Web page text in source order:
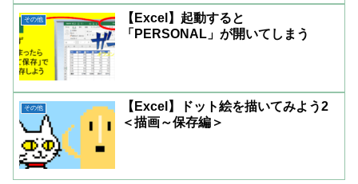
その他
【Excel】起動すると
「PERSONAL」が開いてしまう
その他
【Excel】ドット絵を描いてみよう2
＜描画～保存編＞